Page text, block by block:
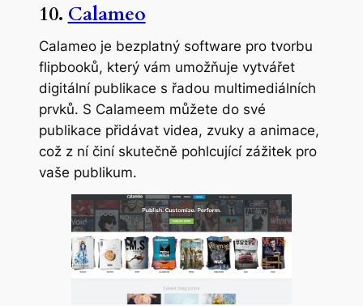
10. Calameo
Calameo je bezplatný software pro tvorbu
flipbooků, který vám umožňuje vytvářet
digitální publikace s řadou multimediálních
prvků. S Calameem můžete do své
publikace přidávat videa, zvuky a animace,
což z ní činí skutečně pohlcující zážitek pro
vaše publikum.